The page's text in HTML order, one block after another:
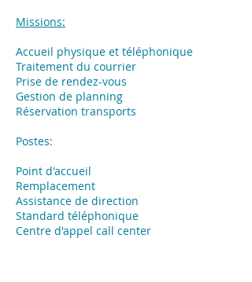
Missions:
Accueil physique et téléphonique
Traitement du courrier
Prise de rendez-vous
Gestion de planning
Réservation transports
Postes:
Point d'accueil
Remplacement
Assistance de direction
Standard téléphonique
Centre d'appel call center